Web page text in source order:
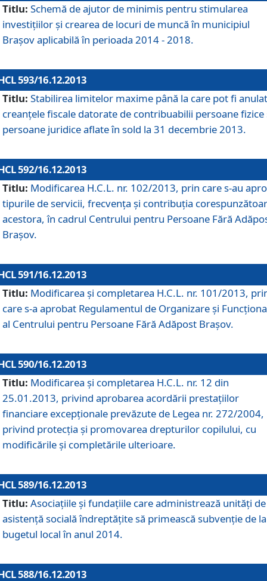
Titlu: Schemă de ajutor de minimis pentru stimularea
investiţiilor şi crearea de locuri de muncă în municipiul
Braşov aplicabilă în perioada 2014 - 2018.
593/16.12.2013
Titlu: Stabilirea limitelor maxime până la care pot fi
creanţele fiscale datorate de contribuabilii persoane fizice
persoane juridice aflate în sold la 31 decembrie 2013.
592/16.12.2013
Titlu: Modificarea H.C.L. nr. 102/2013, prin care s-au
tipurile de servicii, frecvenţa şi contribuţia
acestora, în cadrul Centrului pentru Persoane Fără
Braşov.
591/16.12.2013
Titlu: Modificarea şi completarea H.C.L. nr. 101/2013,
care s-a aprobat Regulamentul de Organizare şi
al Centrului pentru Persoane Fără Adăpost Braşov.
590/16.12.2013
Titlu: Modificarea şi completarea H.C.L. nr. 12 din
25.01.2013, privind aprobarea acordării prestaţiilor
financiare excepţionale prevăzute de Legea nr. 272/2004,
privind protecţia şi promovarea drepturilor copilului, cu
modificările şi completările ulterioare.
589/16.12.2013
Titlu: Asociaţiile şi fundaţiile care administrează unităţi de
asistenţă socială îndreptăţite să primească subvenţie de la
bugetul local în anul 2014.
588/16.12.2013